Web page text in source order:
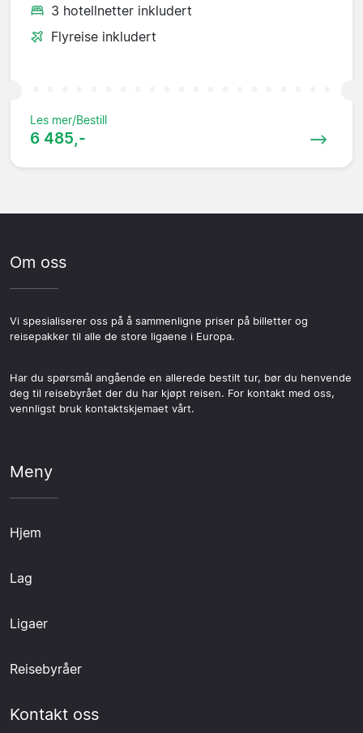
3 hotellnetter inkludert
Flyreise inkludert
Les mer/Bestill
6 485,-
Om oss
Vi spesialiserer oss på å sammenligne priser på billetter og
reisepakker til alle de store ligaene i Europa.
Har du spørsmål angående en allerede bestilt tur, bør du henvende
deg til reisebyrået der du har kjøpt reisen. For kontakt med oss,
vennligst bruk kontaktskjemaet vårt.
Meny
Hjem
Lag
Ligaer
Reisebyråer
Kontakt oss